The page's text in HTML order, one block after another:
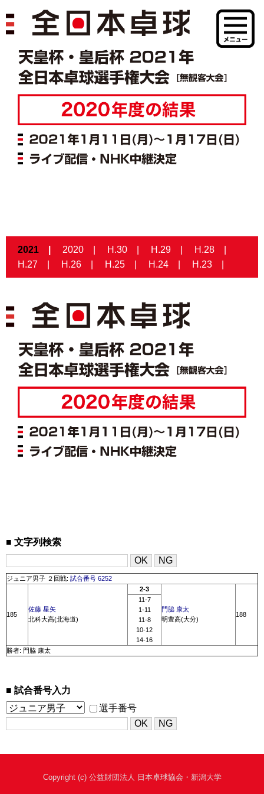
2021 2020 H.30 H.29
H.28
H.27
H.26 H.25 H.24 H.23
文字列検索
ジュニア男子 ２回戦: 試合番号 6252
185
佐藤 星矢
北科大高(北海道)
2-3
門脇 康太
明豊高(大分)
188
11-7
1-11
11-8
10-12
14-16
勝者: 門脇 康太
試合番号入力
選手番号
Copyright (c) 公益財団法人 日本卓球協会・新潟大学